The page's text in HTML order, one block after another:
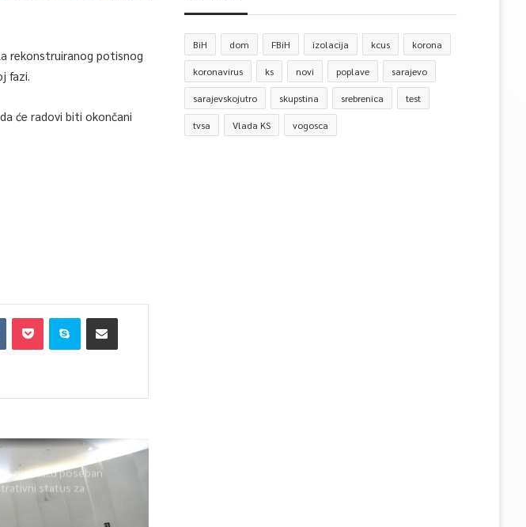
rekonstruiranog potisnog
fazi.
će radovi biti okončani
predlažu poseban
status za
Srebrenica
BiH dom FBiH izolacija kcus korona
koronavirus ks novi poplave sarajevo
sarajevskojutro skupstina srebrenica test
tvsa Vlada KS vogosca